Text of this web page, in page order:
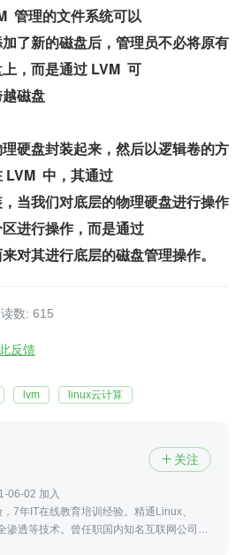
管理的文件系统可以
了新的磁盘后，管理员不必将原有
，而是通过 LVM  可
磁盘
硬盘封装起来，然后以逻辑卷的方
中，其通过
当我们对底层的物理硬盘进行操作
进行操作，而是通过
对其进行底层的磁盘管理操作。
数: 615
反馈
lvm linux云计算
 关注
06-02 加入
7年IT在线教育培训经验。精通Linux、
渗透等技术。曾任职国内知名互联网公司高